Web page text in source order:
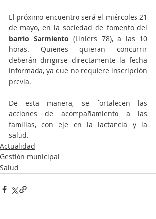
El próximo encuentro será el miércoles 21
barrio Sarmiento (Liniers 78), a las 10
horas. Quienes quieran concurrir
deberán dirigirse directamente la fecha
informada, ya que no requiere inscripción
previa.
De esta manera, se fortalecen las
acciones de acompañamiento a las
familias, con eje en la lactancia y la
salud.
Actualidad
Gestión municipal
Salud